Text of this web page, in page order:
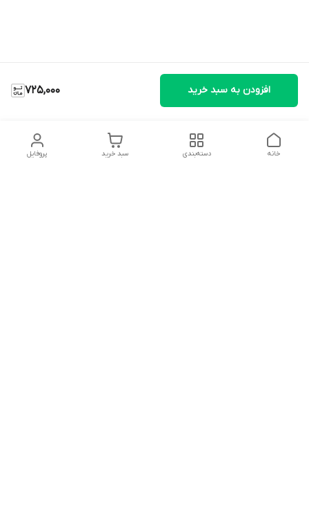
725,000 افزودن به سبد خرید
پروفایل سبد خرید دسته‌بندی خانه